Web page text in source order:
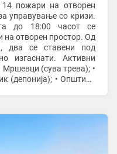
пожари на отворен
управување со кризи.
до 18:00 часот се
на отворен простор. Од
два се ставени под
изгаснати. Активни
(сува трева); •
(депонија); • Општина